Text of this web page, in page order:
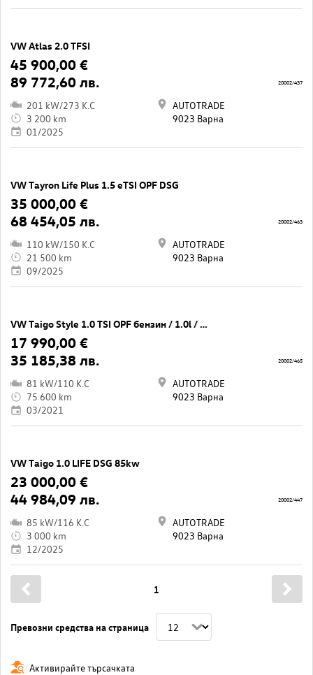
VW Atlas 2.0 TFSI
45 900,00 €
89 772,60 лв.
201 kW/273 K.C
3 200 km
01/2025
AUTOTRADE
9023 Варна
20002/437
VW Tayron Life Plus 1.5 eTSI OPF DSG
35 000,00 €
68 454,05 лв.
110 kW/150 K.C
21 500 km
09/2025
AUTOTRADE
9023 Варна
20002/463
VW Taigo Style 1.0 TSI OPF бензин / 1.0l / 81кВт/ 110к.с / 7DSG
17 990,00 €
35 185,38 лв.
81 kW/110 K.C
75 600 km
03/2021
AUTOTRADE
9023 Варна
20002/465
VW Taigo 1.0 LIFE DSG 85kw
23 000,00 €
44 984,09 лв.
85 kW/116 K.C
3 000 km
12/2025
AUTOTRADE
9023 Варна
20002/447
Превозни средства на страница
1
Активирайте търсачката